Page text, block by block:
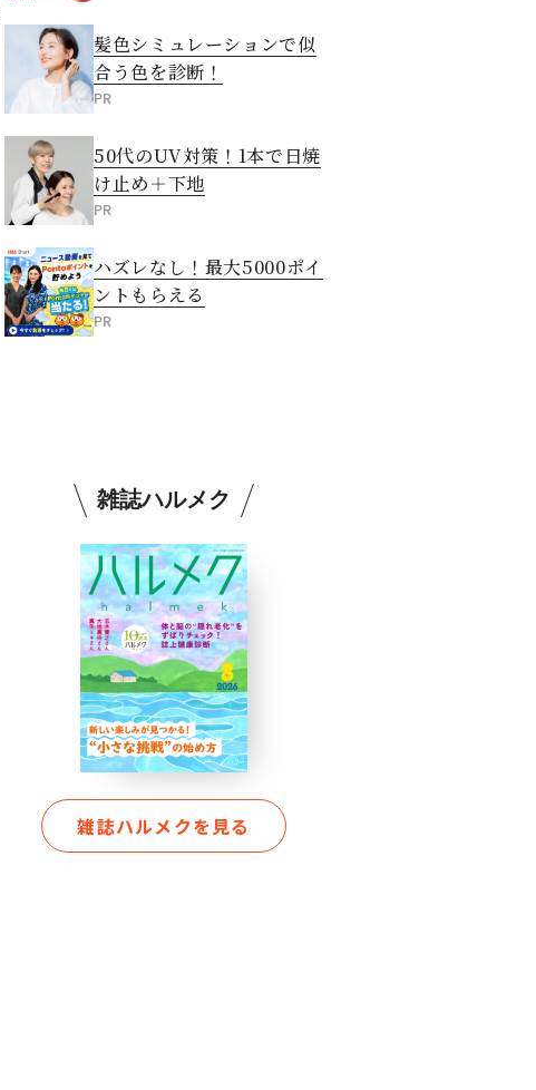
髪色シミュレーションで似
合う色を診断！
PR
50代のUV対策！1本で日焼
け止め＋下地
PR
ハズレなし！最大5000ポイ
ントもらえる
PR
雑誌ハルメク
雑誌ハルメクを見る